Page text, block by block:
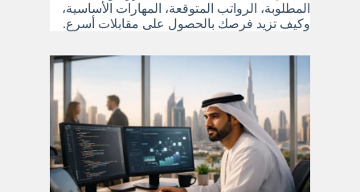
المطلوبة، الرواتب المتوقعة، المهارات الأساسية،
وكيف تزيد فرصك بالحصول على مقابلات أسرع.